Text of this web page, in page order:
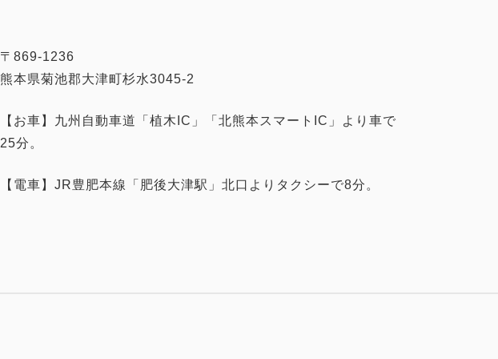
〒869-1236
熊本県菊池郡大津町杉水3045-2
【お車】九州自動車道「植木IC」「北熊本スマートIC」より車で
25分。
【電車】JR豊肥本線「肥後大津駅」北口よりタクシーで8分。